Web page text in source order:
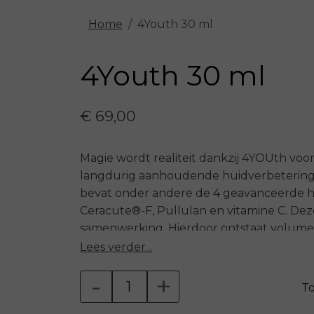
Home 4Youth 30 ml
4Youth 30 ml
€ 69,00
Magie wordt realiteit dankzij 4YOUth
langdurig aanhoudende
bevat onder andere de 4 geavanceerde
Ceracute®-F, Pullulan en vitamine C.
samenwerking. Hierdoor ontstaat
een optimaal vochtgehalte in de
oppervlakkige huidstructuren en
opvulling van fijne lijntjes en rimpels.
Lees verder...
- +